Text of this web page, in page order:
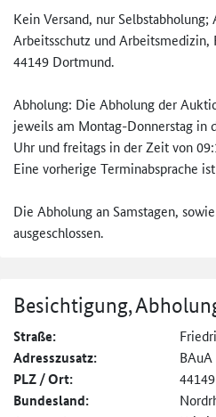
Kein Versand, nur
Arbeitsschutz und
44149 Dortmund.
Abholung: Die Abholung der
jeweils am Montag-Donnerstag in
Uhr und freitags in der Zeit von
Eine vorherige Terminabsprache
Die Abholung an Samstagen,
ausgeschlossen.
Besichtigung,
Straße:
Adresszusatz:
PLZ / Ort:
Bundesland: